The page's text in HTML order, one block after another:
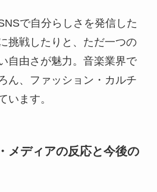
で自分らしさを発信した
挑戦したりと、ただ一つの
自由さが魅力。音楽業界で
ん、ファッション・カルチ
います。
メディアの反応と今後の